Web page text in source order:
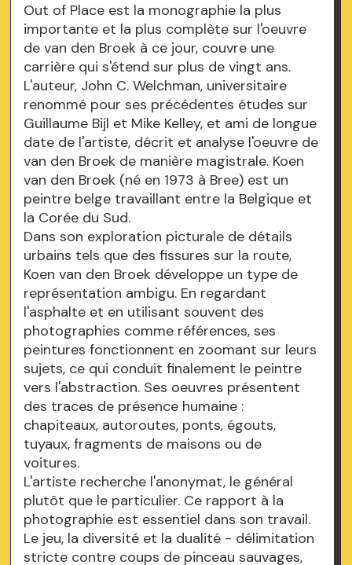
Out of Place est la monographie la plus
importante et la plus complète sur l'oeuvre
de van den Broek à ce jour, couvre une
carrière qui s'étend sur plus de vingt ans.
L'auteur, John C. Welchman, universitaire
renommé pour ses précédentes études sur
Guillaume Bijl et Mike Kelley, et ami de longue
date de l'artiste, décrit et analyse l'oeuvre de
van den Broek de manière magistrale. Koen
van den Broek (né en 1973 à Bree) est un
peintre belge travaillant entre la Belgique et
la Corée du Sud.
Dans son exploration picturale de détails
urbains tels que des fissures sur la route,
Koen van den Broek développe un type de
représentation ambigu. En regardant
l'asphalte et en utilisant souvent des
photographies comme références, ses
peintures fonctionnent en zoomant sur leurs
sujets, ce qui conduit finalement le peintre
vers l'abstraction. Ses oeuvres présentent
des traces de présence humaine :
chapiteaux, autoroutes, ponts, égouts,
tuyaux, fragments de maisons ou de
voitures.
L'artiste recherche l'anonymat, le général
plutôt que le particulier. Ce rapport à la
photographie est essentiel dans son travail.
Le jeu, la diversité et la dualité - délimitation
stricte contre coups de pinceau sauvages,